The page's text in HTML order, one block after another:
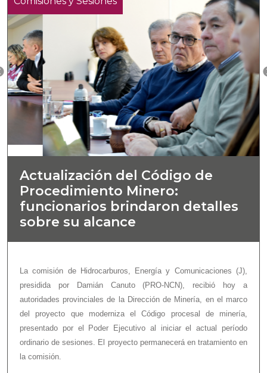
Actualización del Código de
Procedimiento Minero:
funcionarios brindaron detalles
sobre su alcance
La comisión de Hidrocarburos, Energía y Comunicaciones (J),
presidida por Damián Canuto (PRO-NCN), recibió hoy a
autoridades provinciales de la Dirección de Minería, en el marco
del proyecto que moderniza el Código procesal de minería,
presentado por el Poder Ejecutivo al iniciar el actual período
ordinario de sesiones. El proyecto permanecerá en tratamiento en
la comisión.